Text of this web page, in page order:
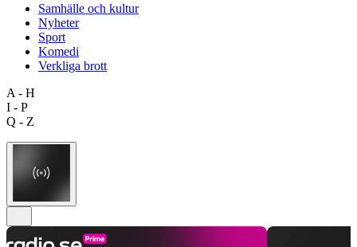
Samhälle och kultur
Nyheter
Sport
Komedi
Verkliga brott
A - H
I - P
Q - Z